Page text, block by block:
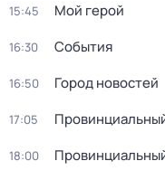
15:45 Мой герой
16:30 События
16:50 Город новостей
17:05
18:00